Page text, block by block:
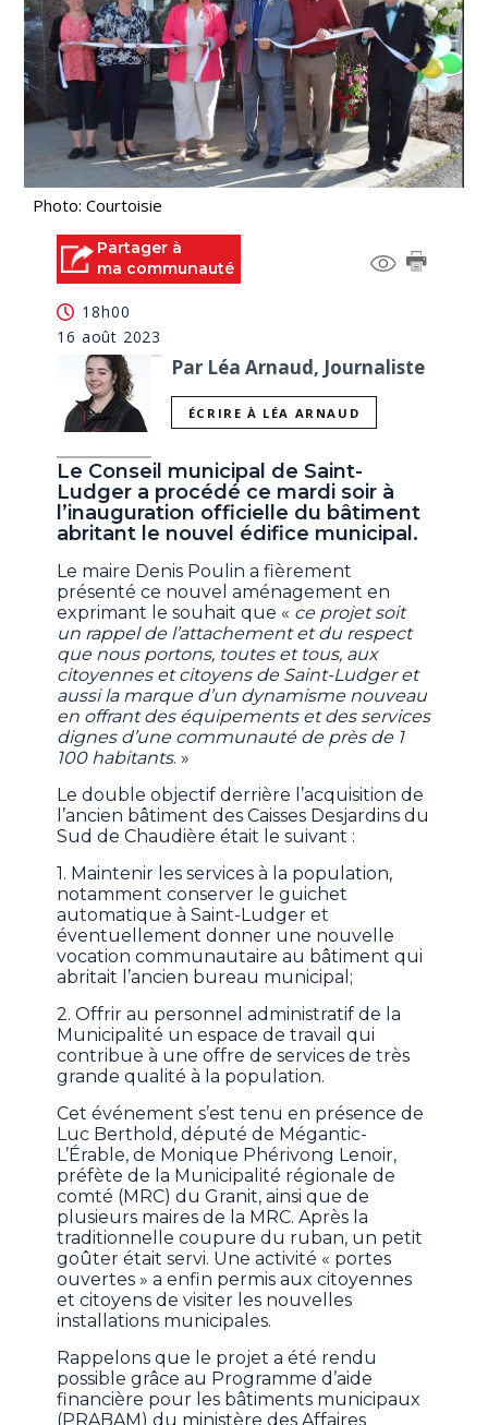
Photo: Courtoisie
Partager à
ma communauté
18h00
16 août 2023
Par Léa Arnaud, Journaliste
ÉCRIRE À LÉA ARNAUD
Le Conseil municipal de Saint-
Ludger a procédé ce mardi soir à
l’inauguration officielle du bâtiment
abritant le nouvel édifice municipal.
Le maire Denis Poulin a fièrement
présenté ce nouvel aménagement en
exprimant le souhait que « ce projet soit
un rappel de l’attachement et du respect
que nous portons, toutes et tous, aux
citoyennes et citoyens de Saint-Ludger et
aussi la marque d’un dynamisme nouveau
en offrant des équipements et des services
dignes d’une communauté de près de 1
100 habitants. »
Le double objectif derrière l’acquisition de
l’ancien bâtiment des Caisses Desjardins du
Sud de Chaudière était le suivant :
1. Maintenir les services à la population,
notamment conserver le guichet
automatique à Saint-Ludger et
éventuellement donner une nouvelle
vocation communautaire au bâtiment qui
abritait l’ancien bureau municipal;
2. Offrir au personnel administratif de la
Municipalité un espace de travail qui
contribue à une offre de services de très
grande qualité à la population.
Cet événement s’est tenu en présence de
Luc Berthold, député de Mégantic-
L’Érable, de Monique Phérivong Lenoir,
préfète de la Municipalité régionale de
comté (MRC) du Granit, ainsi que de
plusieurs maires de la MRC. Après la
traditionnelle coupure du ruban, un petit
goûter était servi. Une activité « portes
ouvertes » a enfin permis aux citoyennes
et citoyens de visiter les nouvelles
installations municipales.
Rappelons que le projet a été rendu
possible grâce au Programme d’aide
financière pour les bâtiments municipaux
(PRABAM) du ministère des Affaires